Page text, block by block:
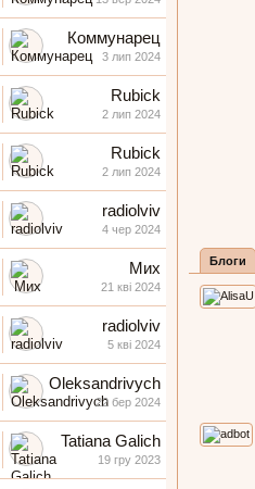
Коммунарец
3 лип 2024
Rubick
2 лип 2024
Rubick
2 лип 2024
radiolviv
4 чер 2024
Мих
21 кві 2024
radiolviv
5 кві 2024
Oleksandrivych
22 бер 2024
Tatiana Galich
19 гру 2023
Блоги